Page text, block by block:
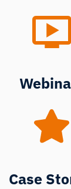
Case